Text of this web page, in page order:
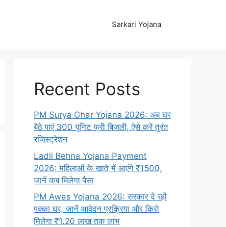
Sarkari Yojana
Recent Posts
PM Surya Ghar Yojana 2026: अब घर
बैठे पाएं 300 यूनिट फ्री बिजली, ऐसे करें तुरंत
रजिस्ट्रेशन
Ladli Behna Yojana Payment
2026: महिलाओं के खाते में आएंगे ₹1500,
जानें कब मिलेगा पैसा
PM Awas Yojana 2026: सरकार दे रही
पक्का घर, जानें आवेदन प्रक्रिया और किसे
मिलेगा ₹1.20 लाख तक लाभ